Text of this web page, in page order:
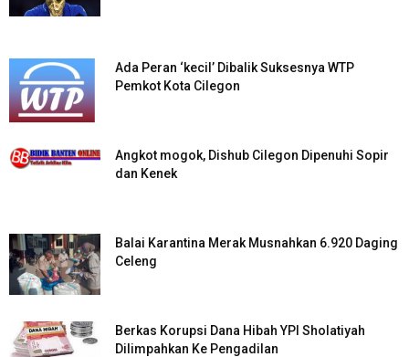
Ada Peran ‘kecil’ Dibalik Suksesnya WTP
Pemkot Kota Cilegon
Angkot mogok, Dishub Cilegon Dipenuhi Sopir
dan Kenek
Balai Karantina Merak Musnahkan 6.920 Daging
Celeng
Berkas Korupsi Dana Hibah YPI Sholatiyah
Dilimpahkan Ke Pengadilan